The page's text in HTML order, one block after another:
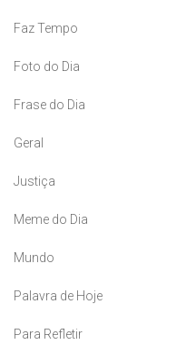
Faz Tempo
Foto do Dia
Frase do Dia
Geral
Justiça
Meme do Dia
Mundo
Palavra de Hoje
Para Refletir